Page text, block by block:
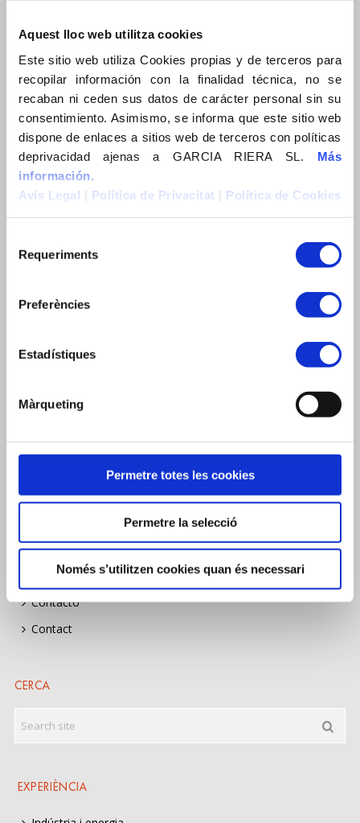
Aquest lloc web utilitza cookies
Este sitio web utiliza Cookies propias y de terceros para
recopilar información con la finalidad técnica, no se
recaban ni ceden sus datos de carácter personal sin su
consentimiento. Asimismo, se informa que este sitio web
dispone de enlaces a sitios web de terceros con políticas
deprivacidad ajenas a GARCIA RIERA SL. Más
información.
Avís Legal | Política de Privacitat | Política de Cookies
Requeriments
Preferències
Estadístiques
Màrqueting
Permetre totes les cookies
Permetre la selecció
Només s’utilitzen cookies quan és necessari
MENÚ
Empresa
Compromís
Compromiso
Commitment
Bolsa de trabajo
Construïm Sostenibilitat
Construïm Sostenibilitat
Construïm Sostenibilitat
Actualitat
Actualidad
Contacte
Contacto
Contact
CERCA
EXPERIÈNCIA